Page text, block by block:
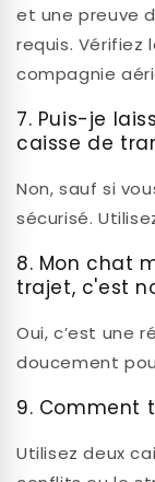
et une preuve
requis. Vérifiez
compagnie
7. Puis-je
caisse de
Non, sauf si
sécurisé.
8. Mon chat
trajet, c'est
Oui, c’est une
doucement
9. Comment
Utilisez deux